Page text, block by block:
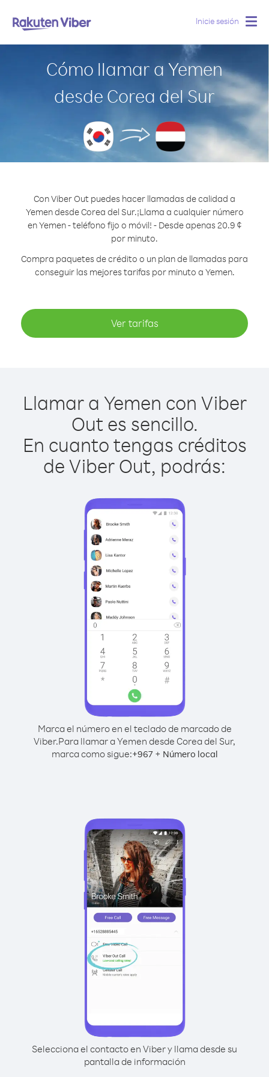
Inicie sesión
Cómo llamar a Yemen
desde Corea del Sur
Con Viber Out puedes hacer llamadas de calidad a
Yemen desde Corea del Sur.¡Llama a cualquier número
en Yemen - teléfono fijo o móvil! - Desde apenas 20.9 ¢
por minuto.
Compra paquetes de crédito o un plan de llamadas para
conseguir las mejores tarifas por minuto a Yemen.
Ver tarifas
Llamar a Yemen con Viber
Out es sencillo.
En cuanto tengas créditos
de Viber Out, podrás:
Marca el número en el teclado de marcado de
Viber.Para llamar a Yemen desde Corea del Sur,
marca como sigue:+967+ Número local
Selecciona el contacto en Viber y llama desde su
pantalla de información